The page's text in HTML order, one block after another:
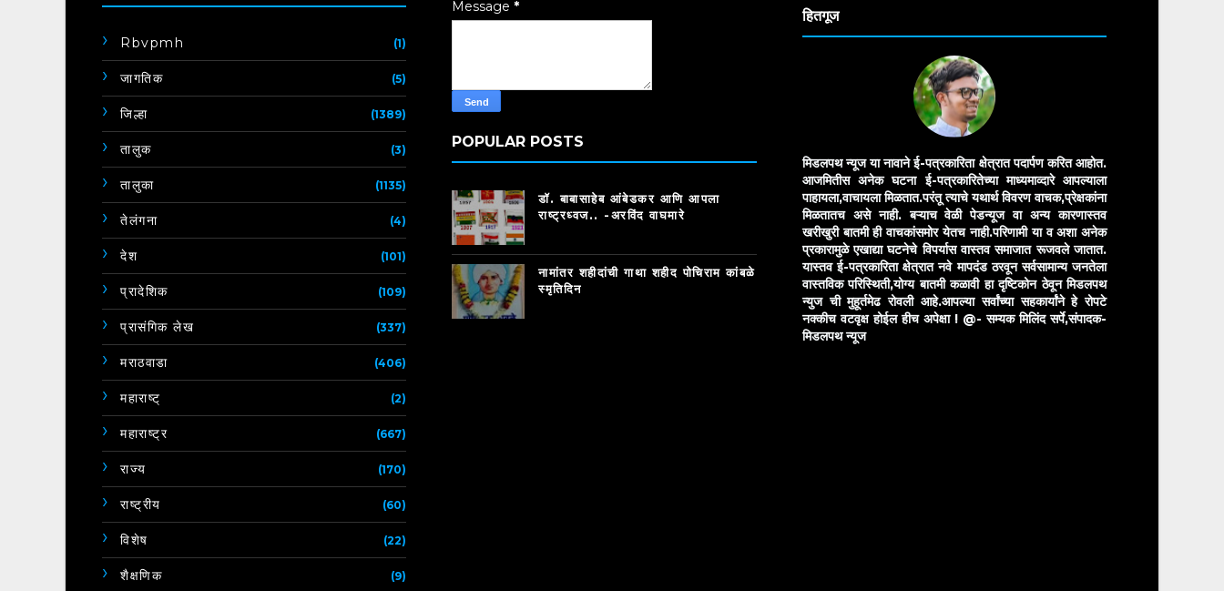
Rbvpmh (1)
जागतिक (5)
जिल्हा (1389)
तालुक (3)
तालुका (1135)
तेलंगना (4)
देश (101)
प्रादेशिक (109)
प्रासंगिक लेख (337)
मराठवाडा (406)
महाराष्ट् (2)
महाराष्ट्र (667)
राज्य (170)
राष्ट्रीय (60)
विशेष (22)
शैक्षणिक (9)
Message *
POPULAR POSTS
डॉ. बाबासाहेब आंबेडकर आणि आपला
राष्ट्रध्वज.. -अरविंद वाघमारे
नामांतर शहीदांची गाथा शहीद पोचिराम कांबळे
स्मृतिदिन
हितगूज
मिडलपथ न्यूज या नावाने ई-पत्रकारिता क्षेत्रात पदार्पण करित आहोत.
आजमितीस अनेक घटना ई-पत्रकारितेच्या माध्यमाव्दारे आपल्याला
पाहायला,वाचायला मिळतात.परंतू त्याचे यथार्थ विवरण वाचक,प्रेक्षकांना
मिळतातच असे नाही. बऱ्याच वेळी पेडन्यूज वा अन्य कारणास्तव
खरीखुरी बातमी ही वाचकांसमोर येतच नाही.परिणामी या व अशा अनेक
प्रकारामुळे एखाद्या घटनेचे विपर्यास वास्तव समाजात रूजवले जातात.
यास्तव ई-पत्रकारिता क्षेत्रात नवे मापदंड ठरवून सर्वसामान्य जनतेला
वास्तविक परिस्थिती,योग्य बातमी कळावी हा दृष्टिकोन ठेवून मिडलपथ
न्युज ची मुहूर्तमेढ रोवली आहे.आपल्या सर्वांच्या सहकार्यांने हे रोपटे
नक्कीच वटवृक्ष होईल हीच अपेक्षा ! @- सम्यक मिलिंद सर्पे,संपादक-
मिडलपथ न्यूज